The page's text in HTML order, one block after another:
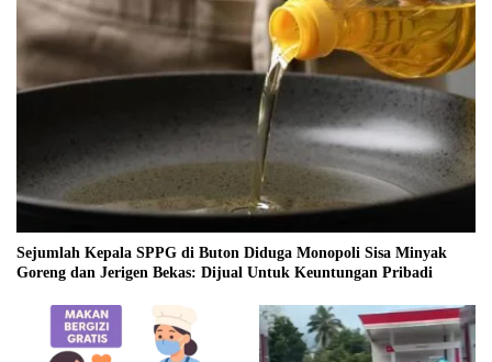
Sejumlah Kepala SPPG di Buton Diduga Monopoli Sisa Minyak
Goreng dan Jerigen Bekas: Dijual Untuk Keuntungan Pribadi